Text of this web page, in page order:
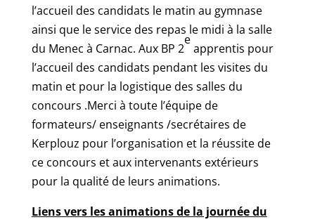
l’accueil des candidats le matin au gymnase
ainsi que le service des repas le midi à la salle
du Menec à Carnac. Aux BP 2
e
apprentis pour
l’accueil des candidats pendant les visites du
matin et pour la logistique des salles du
concours .Merci à toute l’équipe de
formateurs/ enseignants /secrétaires de
Kerplouz pour l’organisation et la réussite de
ce concours et aux intervenants extérieurs
pour la qualité de leurs animations.
Liens vers les animations de la journée du